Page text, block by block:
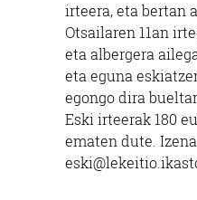
irteera, eta bertan
Otsailaren 11an
eta albergera
eta eguna
egongo dira
Eski irteerak 180
ematen dute.